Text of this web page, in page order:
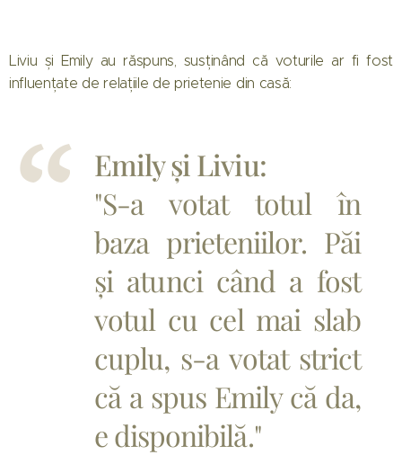
Liviu și Emily au răspuns, susținând că voturile ar fi fost
influențate de relațiile de prietenie din casă:
Emily și Liviu:
"S-a votat totul în
baza prieteniilor. Păi
și atunci când a fost
votul cu cel mai slab
cuplu, s-a votat strict
că a spus Emily că da,
e disponibilă."